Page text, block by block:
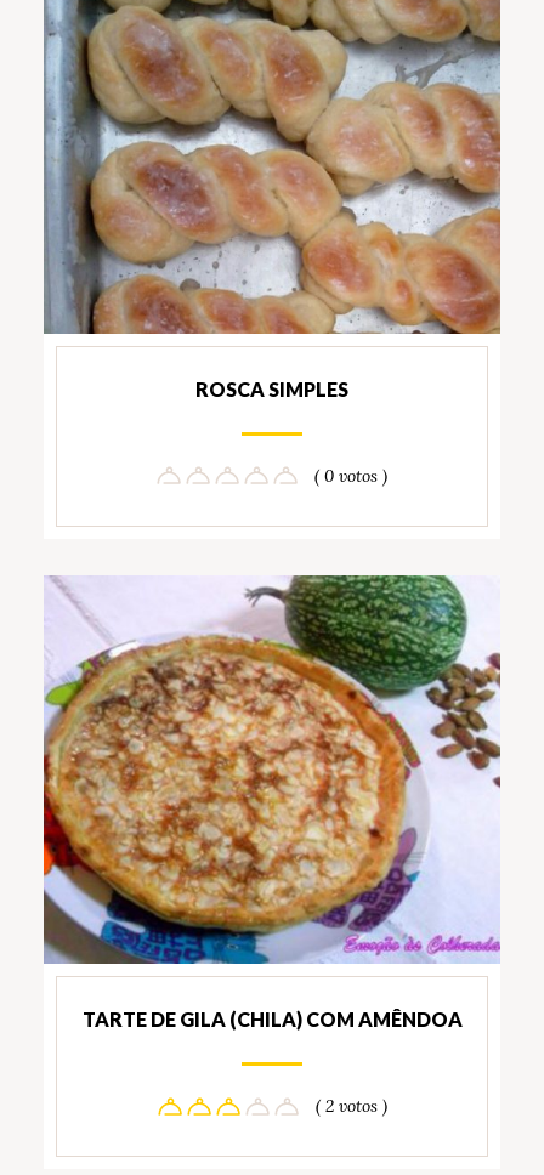
ROSCA SIMPLES
( 0 votos )
TARTE DE GILA (CHILA) COM AMÊNDOA
( 2 votos )